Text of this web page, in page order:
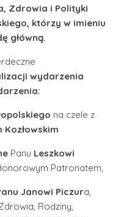
Zdrowia i Polityki
którzy w imieniu
główną.
wydarzenia
na czele z
Kozłowskim
Panu Leszkowi
Patronatem,
Janowi Piczura,
Rodziny,